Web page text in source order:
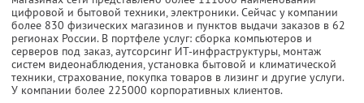
цифровой и бытовой техники, электроники. Сейчас у компании
более 830 физических магазинов и пунктов выдачи заказов в 62
регионах России. В портфеле услуг: сборка компьютеров и
серверов под заказ, аутсорсинг ИТ-инфраструктуры, монтаж
систем видеонаблюдения, установка бытовой и климатической
техники, страхование, покупка товаров в лизинг и другие услуги.
У компании более 225000 корпоративных клиентов.